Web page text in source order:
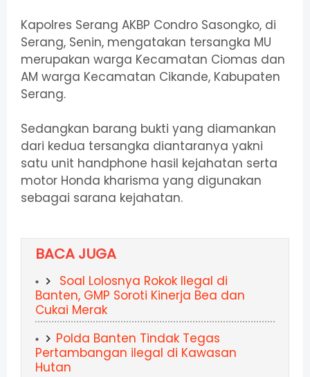
Kapolres Serang AKBP Condro Sasongko, di
Serang, Senin, mengatakan tersangka MU
merupakan warga Kecamatan Ciomas dan
AM warga Kecamatan Cikande, Kabupaten
Serang.
Sedangkan barang bukti yang diamankan
dari kedua tersangka diantaranya yakni
satu unit handphone hasil kejahatan serta
motor Honda kharisma yang digunakan
sebagai sarana kejahatan.
BACA JUGA
Soal Lolosnya Rokok Ilegal di
Banten, GMP Soroti Kinerja Bea dan
Cukai Merak
Polda Banten Tindak Tegas
Pertambangan ilegal di Kawasan
Hutan